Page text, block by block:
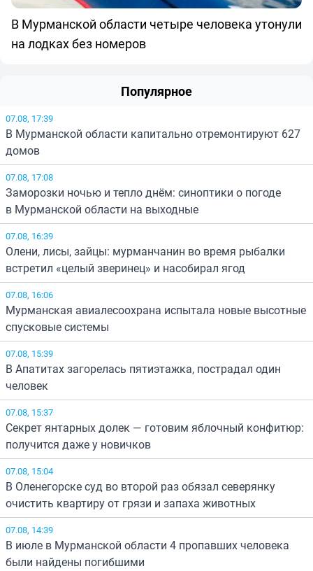
В Мурманской области четыре человека утонули
на лодках без номеров
Популярное
07.08, 17:39
В Мурманской области капитально отремонтируют 627
домов
07.08, 17:08
Заморозки ночью и тепло днём: синоптики о погоде
в Мурманской области на выходные
07.08, 16:39
Олени, лисы, зайцы: мурманчанин во время рыбалки
встретил «целый зверинец» и насобирал ягод
07.08, 16:06
Мурманская авиалесоохрана испытала новые высотные
спусковые системы
07.08, 15:39
В Апатитах загорелась пятиэтажка, пострадал один
человек
07.08, 15:37
Секрет янтарных долек — готовим яблочный конфитюр:
получится даже у новичков
07.08, 15:04
В Оленегорске суд во второй раз обязал северянку
очистить квартиру от грязи и запаха животных
07.08, 14:39
В июле в Мурманской области 4 пропавших человека
были найдены погибшими